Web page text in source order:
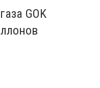
GOK
Big Green Egg Решетка
чугунная для гриля L
Ragasco LPG
Полимерно-